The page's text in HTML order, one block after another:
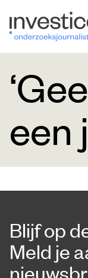
een
Blijf op
Meld je